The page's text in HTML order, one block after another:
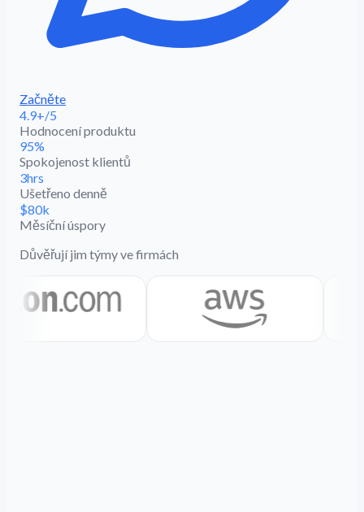
Začněte
4.9+/5
Hodnocení produktu
95%
Spokojenost klientů
3hrs
Ušetřeno denně
$80k
Měsíční úspory
Důvěřují jim týmy ve firmách